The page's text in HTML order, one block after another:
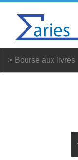
Bourse aux livres